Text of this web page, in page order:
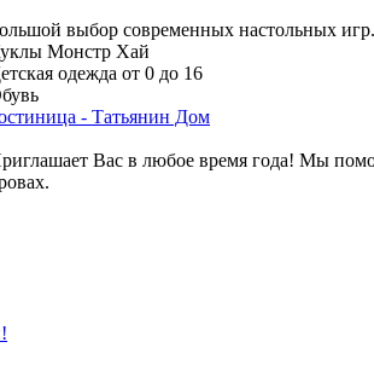
выбор современных настольных игр.
Монстр Хай
одежда от 0 до 16
- Татьянин Дом
Вас в любое время года! Мы